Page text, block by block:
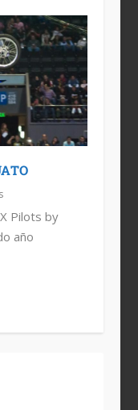
Pilots by
año